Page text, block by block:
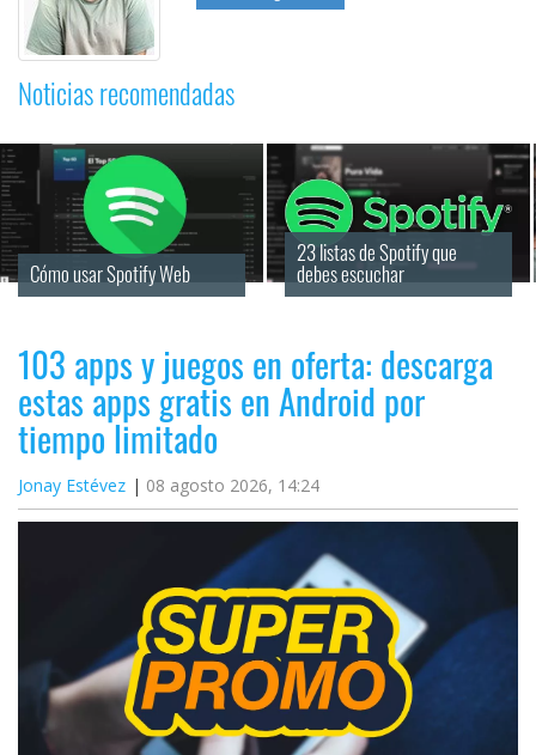
Noticias recomendadas
Cómo usar Spotify Web
23 listas de Spotify que
debes escuchar
103 apps y juegos en oferta: descarga
estas apps gratis en Android por
tiempo limitado
Jonay Estévez 08 agosto 2026, 14:24